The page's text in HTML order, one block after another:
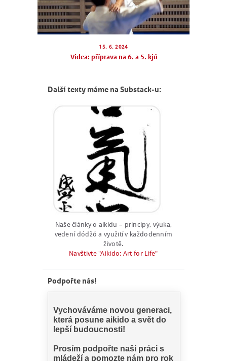
15. 6. 2024
Videa: příprava na 6. a 5. kjú
Další texty máme na Substack-u:
Naše články o aikidu – principy, výuka,
vedení dódžó a využití v každodenním
životě.
Navštivte "Aikido: Art for Life"
Podpořte nás!